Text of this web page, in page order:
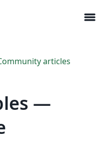
menu
articles
—